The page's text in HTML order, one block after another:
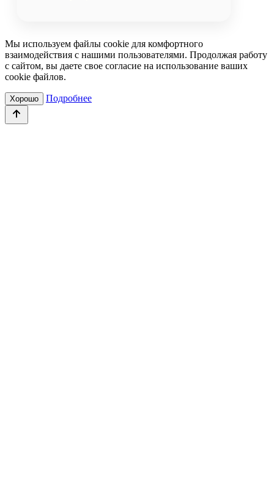
Мы используем файлы cookie для комфортного
взаимодействия с нашими пользователями. Продолжая работу
с сайтом, вы даете свое согласие на использование ваших
cookie файлов.
Хорошо Подробнее